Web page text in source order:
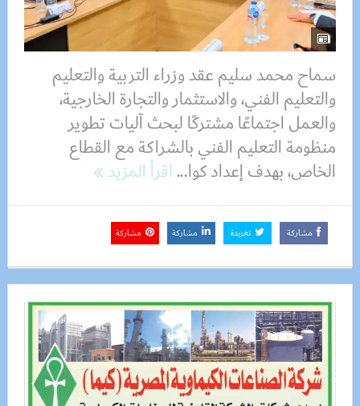
سماح محمد سليم عقد وزراء التربية والتعليم
والتعليم الفني، والاستثمار والتجارة الخارجية،
والعمل اجتماعًا مشتركًا لبحث آليات تطوير
منظومة التعليم الفني بالشراكة مع القطاع
الخاص، بهدف إعداد كوا...اقرأ المزيد
مشاركة تغريدة مشاركة مشاركة